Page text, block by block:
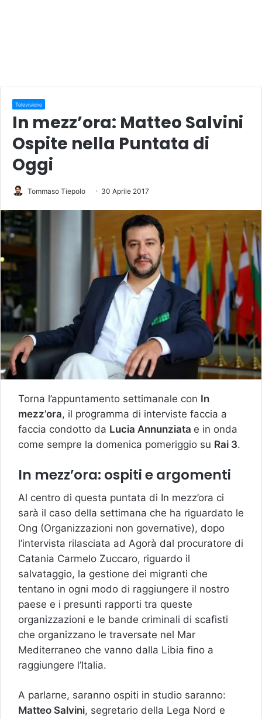
Televisione
In mezz’ora: Matteo Salvini
Ospite nella Puntata di
Oggi
Tommaso Tiepolo 30 Aprile 2017
Torna l’appuntamento settimanale con In
mezz’ora, il programma di interviste faccia a
faccia condotto da Lucia Annunziata e in onda
come sempre la domenica pomeriggio su Rai 3.
In mezz’ora: ospiti e argomenti
Al centro di questa puntata di In mezz’ora ci
sarà il caso della settimana che ha riguardato le
Ong (Organizzazioni non governative), dopo
l’intervista rilasciata ad Agorà dal procuratore di
Catania Carmelo Zuccaro, riguardo il
salvataggio, la gestione dei migranti che
tentano in ogni modo di raggiungere il nostro
paese e i presunti rapporti tra queste
organizzazioni e le bande criminali di scafisti
che organizzano le traversate nel Mar
Mediterraneo che vanno dalla Libia fino a
raggiungere l’Italia.
A parlarne, saranno ospiti in studio saranno:
Matteo Salvini, segretario della Lega Nord e